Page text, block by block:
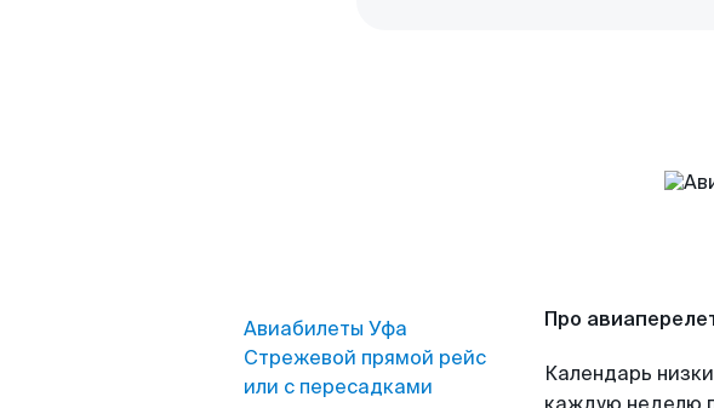
Авиабилеты Уфа
Стрежевой прямой рейс
или с пересадками
Про
Календарь